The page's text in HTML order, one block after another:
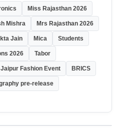
Miss Rajasthan 2026
Mishra Mrs Rajasthan 2026
Jain Mica Students
2026 Tabor
Jaipur Fashion Event BRICS
pre-release